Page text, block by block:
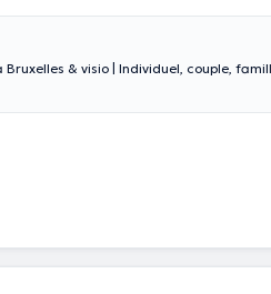
& visio | Individuel, couple,